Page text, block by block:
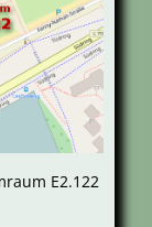
E2.122